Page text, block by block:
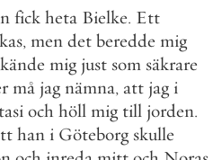
fick heta Bielke. Ett
, men det beredde mig
kände mig just som säkrare
må jag nämna, att jag i
och höll mig till jorden.
han i Göteborg skulle